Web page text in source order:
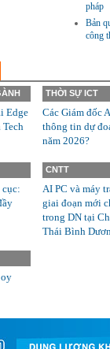
pháp
Bản
công
Edge
Tech
THỜI SỰ ICT
Các Giám đốc
thông tin dự
năm 2026?
CNTT
AI PC và máy
giai đoạn mới
trong DN tại
Thái Bình